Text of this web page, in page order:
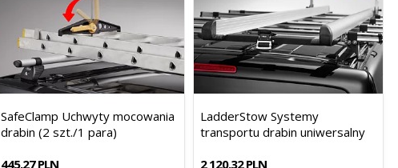
SafeClamp Uchwyty mocowania
drabin (2 szt./1 para)
445,27 PLN
LadderStow Systemy
transportu drabin uniwersalny
2 120,32 PLN